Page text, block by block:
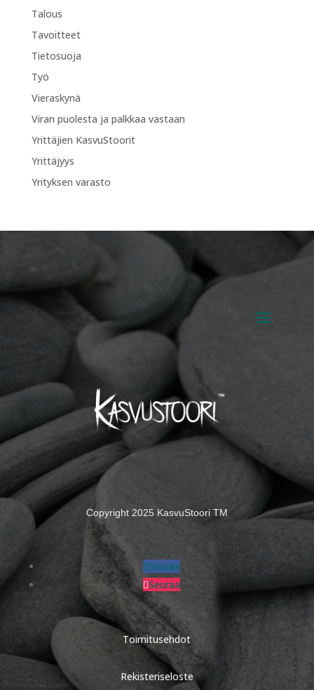
Talous
Tavoitteet
Tietosuoja
Työ
Vieraskynä
Viran puolesta ja palkkaa vastaan
Yrittäjien KasvuStoorit
Yrittäjyys
Yrityksen varasto
Copyright 2025 KasvuStoori TM
Seuraa
Seuraa
Toimitusehdot
Rekisteriseloste